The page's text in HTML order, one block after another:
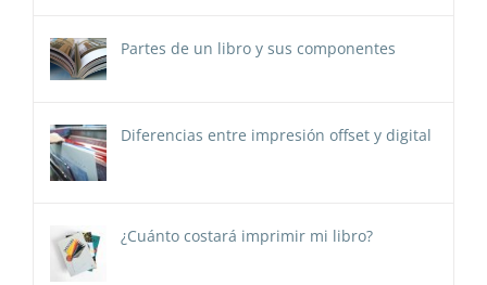
Partes de un libro y sus componentes
Diferencias entre impresión offset y digital
¿Cuánto costará imprimir mi libro?